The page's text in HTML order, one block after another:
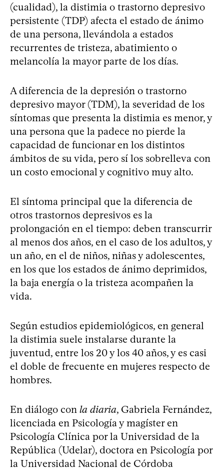
(cualidad), la distimia o trastorno depresivo
persistente (TDP) afecta el estado de ánimo
de una persona, llevándola a estados
recurrentes de tristeza, abatimiento o
melancolía la mayor parte de los días.
A diferencia de la depresión o trastorno
depresivo mayor (TDM), la severidad de los
síntomas que presenta la distimia es menor, y
una persona que la padece no pierde la
capacidad de funcionar en los distintos
ámbitos de su vida, pero sí los sobrelleva con
un costo emocional y cognitivo muy alto.
El síntoma principal que la diferencia de
otros trastornos depresivos es la
prolongación en el tiempo: deben transcurrir
al menos dos años, en el caso de los adultos, y
un año, en el de niños, niñas y adolescentes,
en los que los estados de ánimo deprimidos,
la baja energía o la tristeza acompañen la
vida.
Según estudios epidemiológicos, en general
la distimia suele instalarse durante la
juventud, entre los 20 y los 40 años, y es casi
el doble de frecuente en mujeres respecto de
hombres.
En diálogo con la diaria, Gabriela Fernández,
licenciada en Psicología y magíster en
Psicología Clínica por la Universidad de la
República (Udelar), doctora en Psicología por
la Universidad Nacional de Córdoba